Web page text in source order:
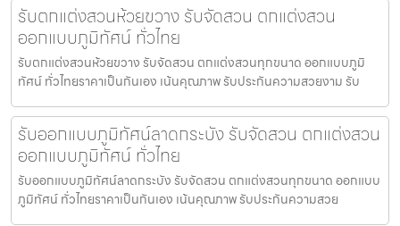
รับตกแต่งสวนห้วยขวาง รับจัดสวน ตกแต่งสวน
ออกแบบภูมิทัศน์ ทั่วไทย
รับตกแต่งสวนห้วยขวาง รับจัดสวน ตกแต่งสวนทุกขนาด ออกแบบภูมิ
ทัศน์ ทั่วไทยราคาเป็นกันเอง เน้นคุณภาพ รับประกันความสวยงาม รับ
รับออกแบบภูมิทัศน์ลาดกระบัง รับจัดสวน ตกแต่งสวน
ออกแบบภูมิทัศน์ ทั่วไทย
รับออกแบบภูมิทัศน์ลาดกระบัง รับจัดสวน ตกแต่งสวนทุกขนาด ออกแบบ
ภูมิทัศน์ ทั่วไทยราคาเป็นกันเอง เน้นคุณภาพ รับประกันความสวย